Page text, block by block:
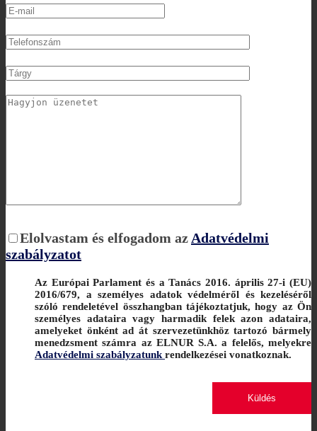
Elolvastam és elfogadom az Adatvédelmi
szabályzatot
Az Európai Parlament és a Tanács 2016. április 27-i (EU)
2016/679, a személyes adatok védelméről és kezeléséről
szóló rendeletével összhangban tájékoztatjuk, hogy az Ön
személyes adataira vagy harmadik felek azon adataira,
amelyeket önként ad át szervezetünkhöz tartozó bármely
menedzsment számra az ELNUR S.A. a felelős, melyekre
Adatvédelmi szabályzatunkrendelkezései vonatkoznak.